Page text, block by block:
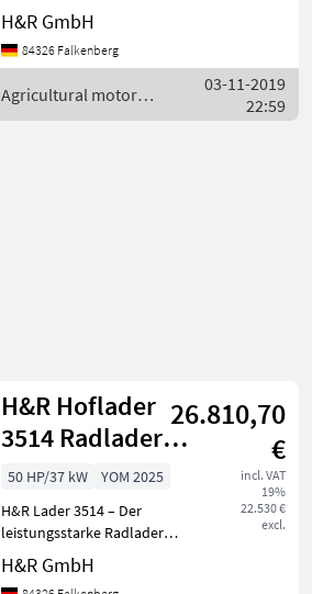
kleinster Hoflader - perfekt
geeignet für enge
Arbeitsumgebungen. Mit
hebt der H&R 1507
Radlader Las
H&R GmbH
84326 Falkenberg
Agricultural motor
vehicles / H&R
03-11-2019
22:59
H&R Hoflader
3514 Radlader
inkl. Schaufel
und Gabel
26.810,70
€
incl. VAT
19%
22.530 €
excl.
50 HP/37 kW
YOM 2025
H&R Lader 3514 – Der
leistungsstarke Radlader
für vielseitige Einsätze
Vorteile H&R 3514
H&R GmbH